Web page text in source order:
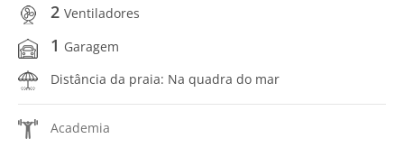
2 Ventiladores
1 Garagem
Distância da praia: Na quadra do mar
Academia